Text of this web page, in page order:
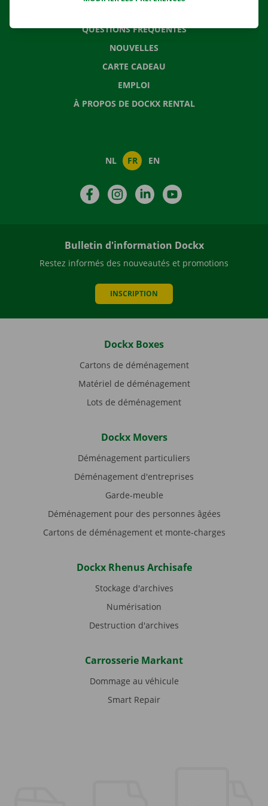
QUESTIONS FRÉQUENTES
NOUVELLES
CARTE CADEAU
EMPLOI
À PROPOS DE DOCKX RENTAL
NL FR EN
FacebookInstagramLinkedIn
Bulletin d'information Dockx
Restez informés des nouveautés et promotions
INSCRIPTION
Dockx Boxes
Cartons de déménagement
Matériel de déménagement
Lots de déménagement
Dockx Movers
Déménagement particuliers
Déménagement d'entreprises
Garde-meuble
Déménagement pour des personnes âgées
Cartons de déménagement et monte-charges
Dockx Rhenus Archisafe
Stockage d'archives
Numérisation
Destruction d'archives
Carrosserie Markant
Dommage au véhicule
Smart Repair